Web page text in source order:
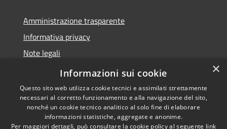
Amministrazione trasparente
Informativa privacy
Note legali
Dichiarazione di accessibilità
Copyright © 2026 • Città di
×
Informazioni sui cookie
Questo sito web utilizza cookie tecnici e assimilati strettamente
necessari al corretto funzionamento e alla navigazione del sito,
nonché un cookie tecnico analitico al solo fine di elaborare
informazioni statistiche, aggregate e anonime.
Per maggiori dettagli, può consultare la cookie policy al seguente link